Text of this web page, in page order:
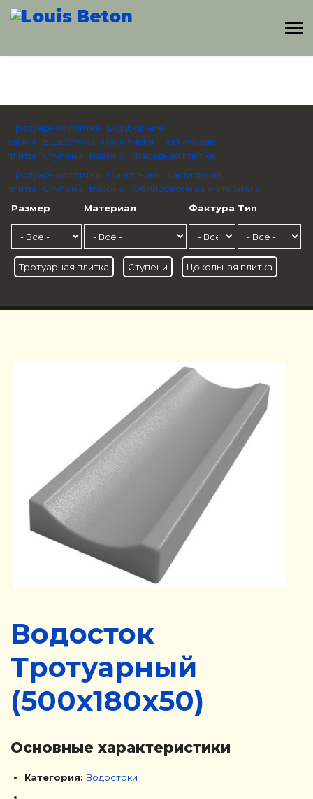
Тротуарная плитка
Бордюрные
камни
Водостоки Памятники
Тактильные
плиты
Ступени Вазоны
Фасадная плитка
Тротуарная плитка
Памятники
Тактильные
плиты
Ступени Вазоны
Облицовочные материалы
Размер
Материал Фактура Тип
Тротуарная плитка Ступени Цокольная плитка
Водосток
Тротуарный
(500х180х50)
Основные характеристики
Категория: Водостоки